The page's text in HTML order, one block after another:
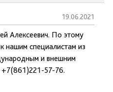
19.06.2021
Алексеевич. По этому
нашим специалистам из
и внешним
+7(861)221-57-76.